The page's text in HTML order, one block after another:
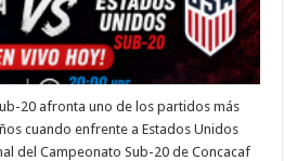
20 afronta uno de los partidos más
cuando enfrente a Estados Unidos
del Campeonato Sub-20 de Concacaf